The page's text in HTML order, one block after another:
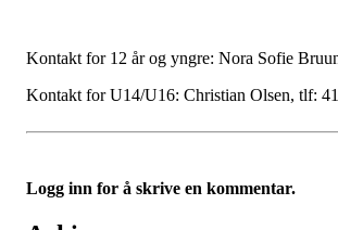
Kontakt for 12 år og yngre: Nora Sofie
Kontakt for U14/U16: Christian Olsen, tlf:
Logg inn for å skrive en kommentar.